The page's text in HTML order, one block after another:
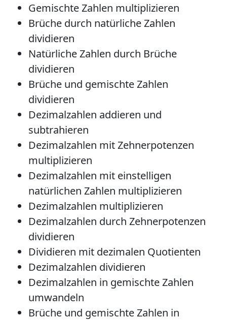
Gemischte Zahlen multiplizieren
Brüche durch natürliche Zahlen
dividieren
Natürliche Zahlen durch Brüche
dividieren
Brüche und gemischte Zahlen
dividieren
Dezimalzahlen addieren und
subtrahieren
Dezimalzahlen mit Zehnerpotenzen
multiplizieren
Dezimalzahlen mit einstelligen
natürlichen Zahlen multiplizieren
Dezimalzahlen multiplizieren
Dezimalzahlen durch Zehnerpotenzen
dividieren
Dividieren mit dezimalen Quotienten
Dezimalzahlen dividieren
Dezimalzahlen in gemischte Zahlen
umwandeln
Brüche und gemischte Zahlen in